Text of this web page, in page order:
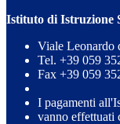
Istituto di
Viale Leonardo
Tel. +39 059
Fax +39 059
I pagamenti
vanno effettuati